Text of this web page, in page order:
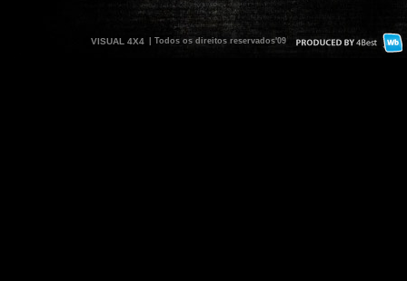
VISUAL 4X4 | Todos os direitos reservados'09